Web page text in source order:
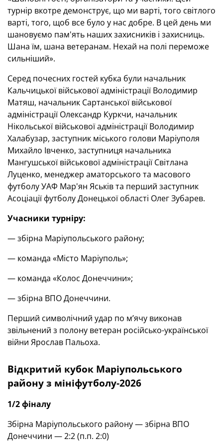
турнір вкотре демонструє, що ми варті, того світлого
варті, того, щоб все було у нас добре. В цей день ми
шановуємо пам'ять наших захисників і захисниць.
Шана їм, шана ветеранам. Нехай на полі переможе
сильніший».
Серед почесних гостей кубка були начальник
Кальчицької військової адміністрації Володимир
Матяш, начальник Сартанської військової
адміністрації Олександр Куркчи, начальник
Нікольської військової адміністрації Володимир
Халабузар, заступник міського голови Маріуполя
Михайло Івченко, заступниця начальника
Мангушської військової адміністрації Світлана
Луценко, менеджер аматорського та масового
футболу УАФ Мар'ян Яськів та перший заступник
Асоціації футболу Донецької області Олег Зубарев.
Учасники турніру:
— збірна Маріупольського району;
— команда «Місто Маріуполь»;
— команда «Колос Донеччини»;
— збірна ВПО Донеччини.
Перший символічний удар по м’ячу виконав
звільнений з полону ветеран російсько-української
війни Ярослав Пальоха.
Відкритий кубок Маріупольського
району з мініфутболу-2026
1/2 фіналу
Збірна Маріупольського району — збірна ВПО
Донеччини — 2:2 (п.п. 2:0)